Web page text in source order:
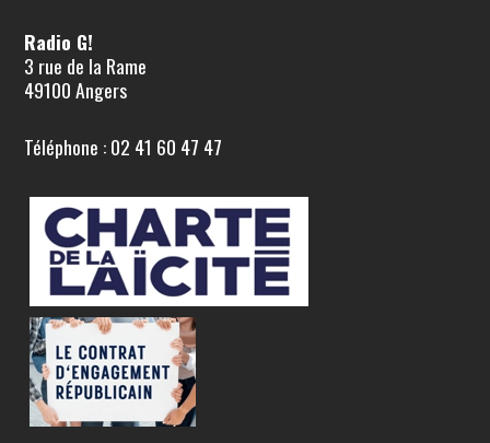
Radio G!
3 rue de la Rame
49100 Angers
Téléphone : 02 41 60 47 47